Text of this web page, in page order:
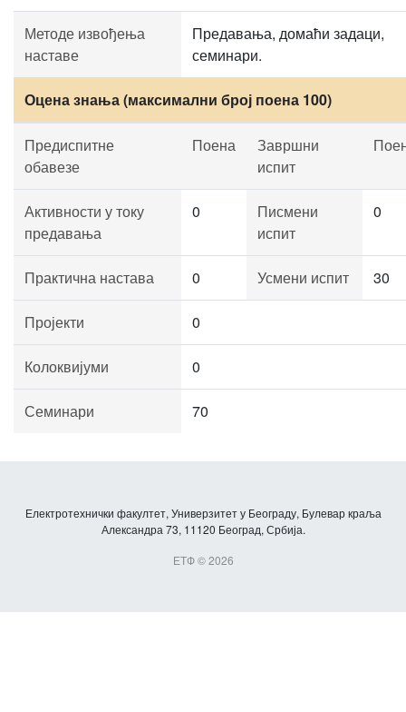
Методе извођења
наставе
Предавања, домаћи задаци,
семинари.
Оцена знања (максимални број поена 100)
Предиспитне
обавезе
Поена
Завршни
испит
Активности у току
предавања
0
Писмени
испит
0
Практична настава 0 Усмени испит 30
Пројекти 0
Колоквијуми 0
Семинари 70
Електротехнички факултет, Универзитет у Београду, Булевар краља
Александра 73, 11120 Београд, Србија.
ЕТФ © 2026